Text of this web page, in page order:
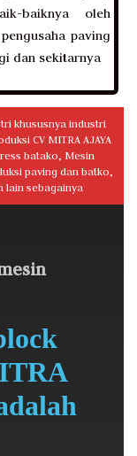
baiknya oleh
paving
dan sekitarnya
khususnya industri
CV MITRA AJAYA
batako, Mesin
paving dan batko,
lain sebagainya